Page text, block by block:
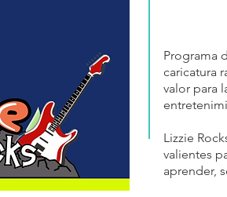
Programa
caricatura
valor para
Lizzie
valientes
aprender,